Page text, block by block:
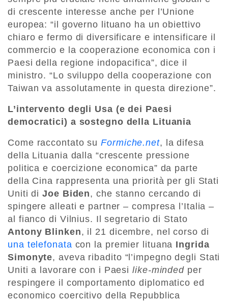
di crescente interesse anche per l’Unione
europea: “il governo lituano ha un obiettivo
chiaro e fermo di diversificare e intensificare il
commercio e la cooperazione economica con i
Paesi della regione indopacifica”, dice il
ministro. “Lo sviluppo della cooperazione con
Taiwan va assolutamente in questa direzione”.
L’intervento degli Usa (e dei Paesi
democratici) a sostegno della Lituania
Come raccontato suFormiche.net, la difesa
della Lituania dalla “crescente pressione
politica e coercizione economica” da parte
della Cina rappresenta una priorità per gli Stati
Uniti diJoe Biden, che stanno cercando di
spingere alleati e partner – compresa l’Italia –
al fianco di Vilnius. Il segretario di Stato
Antony Blinken, il 21 dicembre, nel corso di
una telefonata con la premier lituana Ingrida
Simonyte, aveva ribadito “l’impegno degli Stati
Uniti a lavorare con i Paesilike-minded per
respingere il comportamento diplomatico ed
economico coercitivo della Repubblica